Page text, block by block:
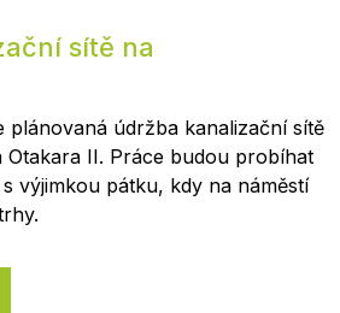
sítě na
plánovaná údržba kanalizační sítě
Otakara II. Práce budou probíhat
výjimkou pátku, kdy na náměstí